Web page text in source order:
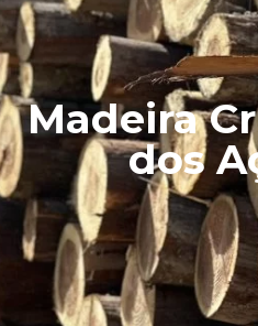
Madeira
dos